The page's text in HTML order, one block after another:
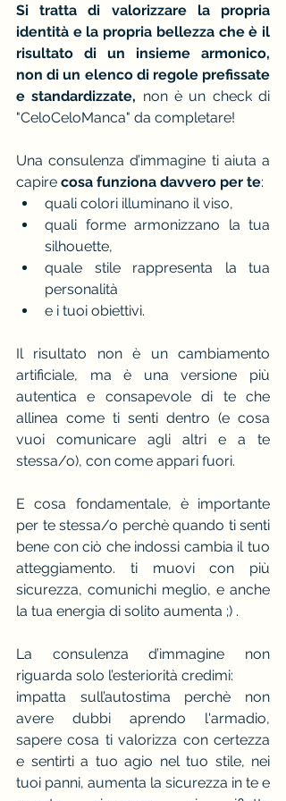
Si tratta di valorizzare la propria
identità e la propria bellezza che è il
risultato di un insieme armonico,
non di un elenco di regole prefissate
e standardizzate, non è un check di
"CeloCeloManca" da completare!
Una consulenza d’immagine ti aiuta a
capire cosa funziona davvero per te:
quali colori illuminano il viso,
quali forme armonizzano la tua
silhouette,
quale stile rappresenta la tua
personalità
e i tuoi obiettivi.
Il risultato non è un cambiamento
artificiale, ma è una versione più
autentica e consapevole di te che
allinea come ti senti dentro (e cosa
vuoi comunicare agli altri e a te
stessa/o), con come appari fuori.
E cosa fondamentale, è importante
per te stessa/o perchè quando ti senti
bene con ciò che indossi cambia il tuo
atteggiamento. ti muovi con più
sicurezza, comunichi meglio, e anche
la tua energia di solito aumenta ;) .
La consulenza d’immagine non
riguarda solo l’esteriorità credimi:
impatta sull’autostima perchè non
avere dubbi aprendo l'armadio,
sapere cosa ti valorizza con certezza
e sentirti a tuo agio nel tuo stile, nei
tuoi panni, aumenta la sicurezza in te e